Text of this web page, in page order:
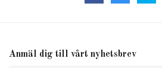
Anmäl dig till vårt nyhetsbrev